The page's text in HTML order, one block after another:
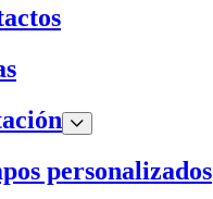
personalizados